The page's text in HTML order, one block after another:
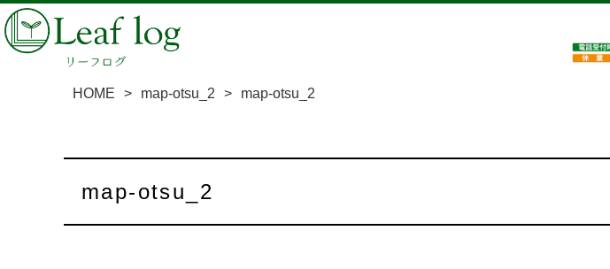
HOME > map-otsu_2 > map-otsu_2
map-otsu_2